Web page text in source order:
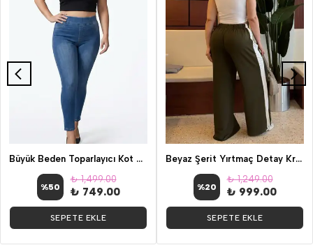
Büyük Beden Toparlayıcı Kot Tayt
%50
₺ 1,499.00
₺ 749.00
SEPETE EKLE
Beyaz Şerit Yırtmaç Detay Kristal Pantolon Yeşil
%20
₺ 1,249.00
₺ 999.00
SEPETE EKLE